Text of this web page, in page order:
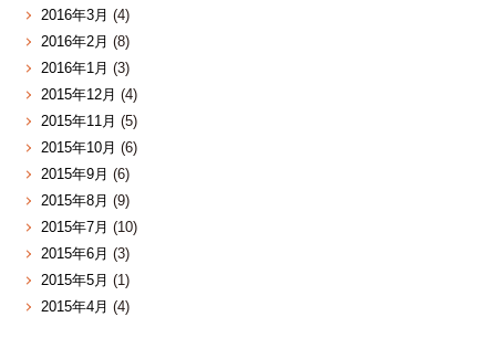
2016年3月 (4)
2016年2月 (8)
2016年1月 (3)
2015年12月 (4)
2015年11月 (5)
2015年10月 (6)
2015年9月 (6)
2015年8月 (9)
2015年7月 (10)
2015年6月 (3)
2015年5月 (1)
2015年4月 (4)